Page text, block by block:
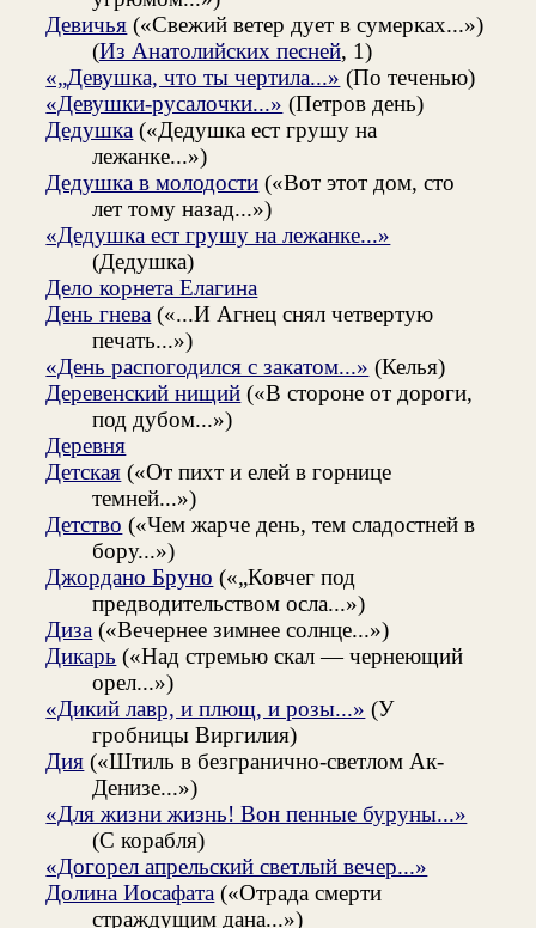
Девичья («Свежий ветер дует в сумерках...»)
(Из Анатолийских песней, 1)
«„Девушка, что ты чертила...» (По теченью)
«Девушки-русалочки...» (Петров день)
Дедушка («Дедушка ест грушу на
лежанке...»)
Дедушка в молодости («Вот этот дом, сто
лет тому назад...»)
«Дедушка ест грушу на лежанке...»
(Дедушка)
Дело корнета Елагина
День гнева («...И Агнец снял четвертую
печать...»)
«День распогодился с закатом...» (Келья)
Деревенский нищий («В стороне от дороги,
под дубом...»)
Деревня
Детская («От пихт и елей в горнице
темней...»)
Детство («Чем жарче день, тем сладостней в
бору...»)
Джордано Бруно («„Ковчег под
предводительством осла...»)
Диза («Вечернее зимнее солнце...»)
Дикарь («Над стремью скал — чернеющий
орел...»)
«Дикий лавр, и плющ, и розы...» (У
гробницы Виргилия)
Дия («Штиль в безгранично-светлом Ак-
Денизе...»)
«Для жизни жизнь! Вон пенные буруны...»
(С корабля)
«Догорел апрельский светлый вечер...»
Долина Иосафата («Отрада смерти
страждущим дана...»)